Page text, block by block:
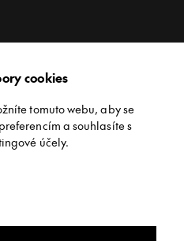
cookies
tomuto webu, aby se
a souhlasíte s
účely.